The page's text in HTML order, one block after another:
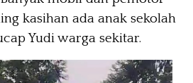
kasihan ada anak sekolah
Yudi warga sekitar.